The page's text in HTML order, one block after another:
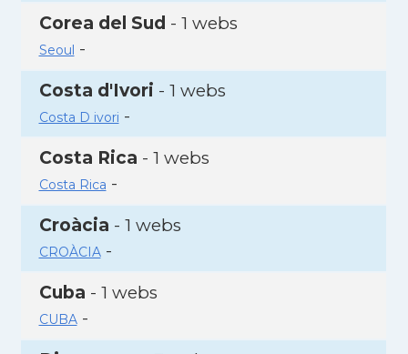
Corea del Sud - 1 webs
Seoul -
Costa d'Ivori - 1 webs
Costa D ivori -
Costa Rica - 1 webs
Costa Rica -
Croàcia - 1 webs
CROÀCIA-
Cuba - 1 webs
CUBA-